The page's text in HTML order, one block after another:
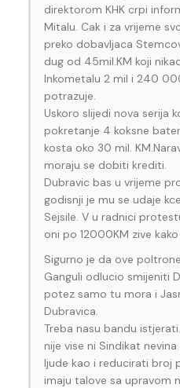
direktorom KHK crpi
Mitalu. Cak i za vrijeme
preko dobavljaca
dug od 45mil.KM koji
Inkometalu 2 mil i 240
potrazuje.
Uskoro slijedi nova serija
pokretanje 4 koksne
kosta oko 30 mil.
moraju se dobiti krediti.
Dubravic bas u vrijeme
godisnji je mu se udaje
Sejsile. V u radnici
oni po 12000KM zive
Sigurno je da ove
Ganguli odlucio smijeniti
potez samo tu mora i
Dubravica.
Treba nasu bandu
nije vise ni Sindikat
ljude kao i reducirati broj
imaju talove sa upravom